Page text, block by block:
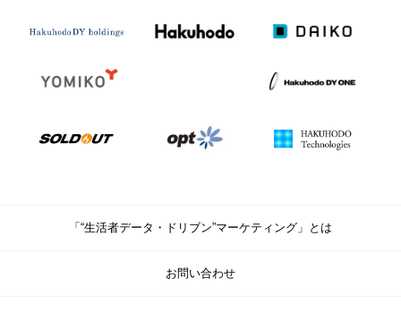
「“生活者データ・ドリブン”マーケティング」とは
お問い合わせ